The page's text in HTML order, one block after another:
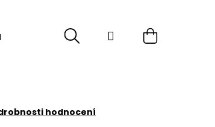
HledatPřihlášeníNákupní
hodnocení